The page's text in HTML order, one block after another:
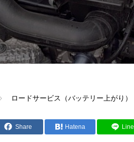
ロードサービス（バッテリー上がり）
Share Hatena Line